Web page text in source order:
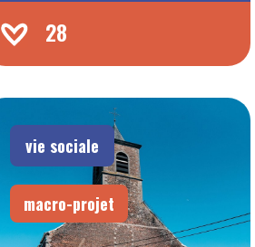
28
vie sociale
macro-projet